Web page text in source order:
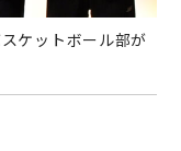
ケットボール部が